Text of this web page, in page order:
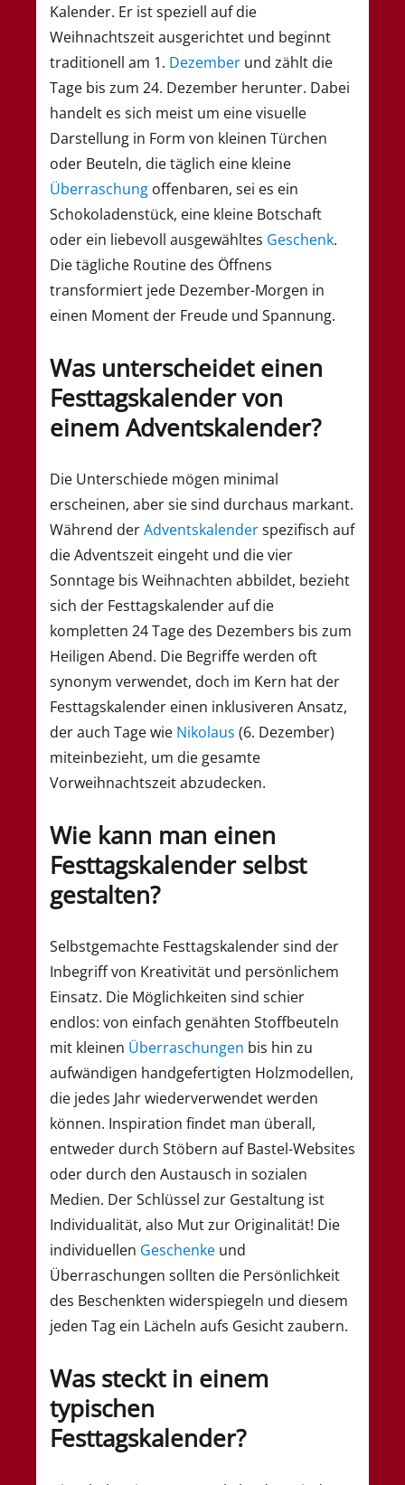
Kalender. Er ist speziell auf die
Weihnachtszeit ausgerichtet und beginnt
traditionell am 1. Dezember und zählt die
Tage bis zum 24. Dezember herunter. Dabei
handelt es sich meist um eine visuelle
Darstellung in Form von kleinen Türchen
oder Beuteln, die täglich eine kleine
Überraschung offenbaren, sei es ein
Schokoladenstück, eine kleine Botschaft
oder ein liebevoll ausgewähltes Geschenk.
Die tägliche Routine des Öffnens
transformiert jede Dezember-Morgen in
einen Moment der Freude und Spannung.
Was unterscheidet einen
Festtagskalender von
einem Adventskalender?
Die Unterschiede mögen minimal
erscheinen, aber sie sind durchaus markant.
Während derAdventskalenderspezifisch auf
die Adventszeit eingeht und die vier
Sonntage bis Weihnachten abbildet, bezieht
sich der Festtagskalender auf die
kompletten 24 Tage des Dezembers bis zum
Heiligen Abend. Die Begriffe werden oft
synonym verwendet, doch im Kern hat der
Festtagskalender einen inklusiveren Ansatz,
der auch Tage wie Nikolaus (6. Dezember)
miteinbezieht, um die gesamte
Vorweihnachtszeit abzudecken.
Wie kann man einen
Festtagskalender selbst
gestalten?
Selbstgemachte Festtagskalender sind der
Inbegriff von Kreativität und persönlichem
Einsatz. Die Möglichkeiten sind schier
endlos: von einfach genähten Stoffbeuteln
mit kleinen Überraschungen bis hin zu
aufwändigen handgefertigten Holzmodellen,
die jedes Jahr wiederverwendet werden
können. Inspiration findet man überall,
entweder durch Stöbern auf Bastel-Websites
oder durch den Austausch in sozialen
Medien. Der Schlüssel zur Gestaltung ist
Individualität, also Mut zur Originalität! Die
individuellen Geschenke und
Überraschungen sollten die Persönlichkeit
des Beschenkten widerspiegeln und diesem
jeden Tag ein Lächeln aufs Gesicht zaubern.
Was steckt in einem
typischen
Festtagskalender?